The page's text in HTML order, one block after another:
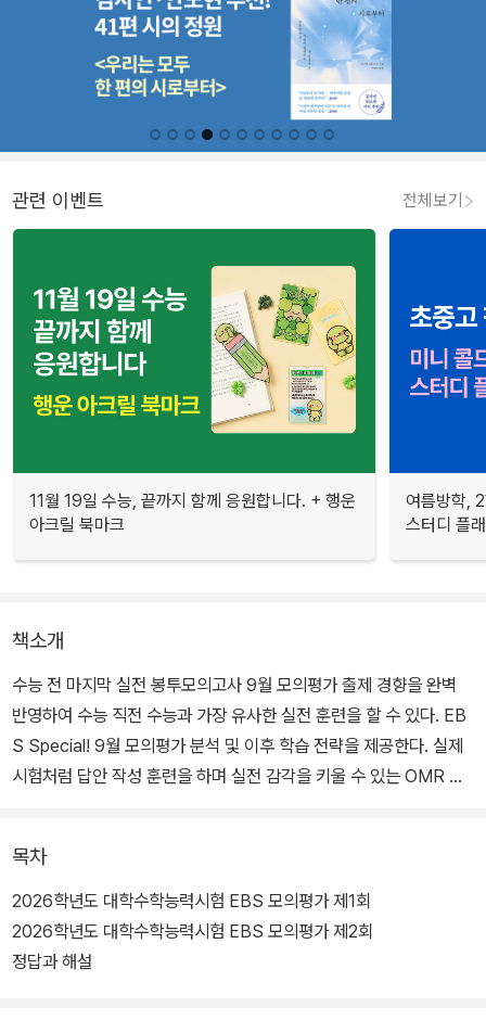
관련 이벤트 전체보기
11월 19일 수능, 끝까지 함께 응원합니다. + 행운
아크릴 북마크
여름방학,
스터디 플
책소개
수능 전 마지막 실전 봉투모의고사 9월 모의평가 출제 경향을 완벽
반영하여 수능 직전 수능과 가장 유사한 실전 훈련을 할 수 있다. EB
S Special! 9월 모의평가 분석 및 이후 학습 전략을 제공한다. 실제
시험처럼 답안 작성 훈련을 하며 실전 감각을 키울 수 있는 OMR 카
목차
2026학년도 대학수학능력시험 EBS 모의평가 제1회
2026학년도 대학수학능력시험 EBS 모의평가 제2회
정답과 해설